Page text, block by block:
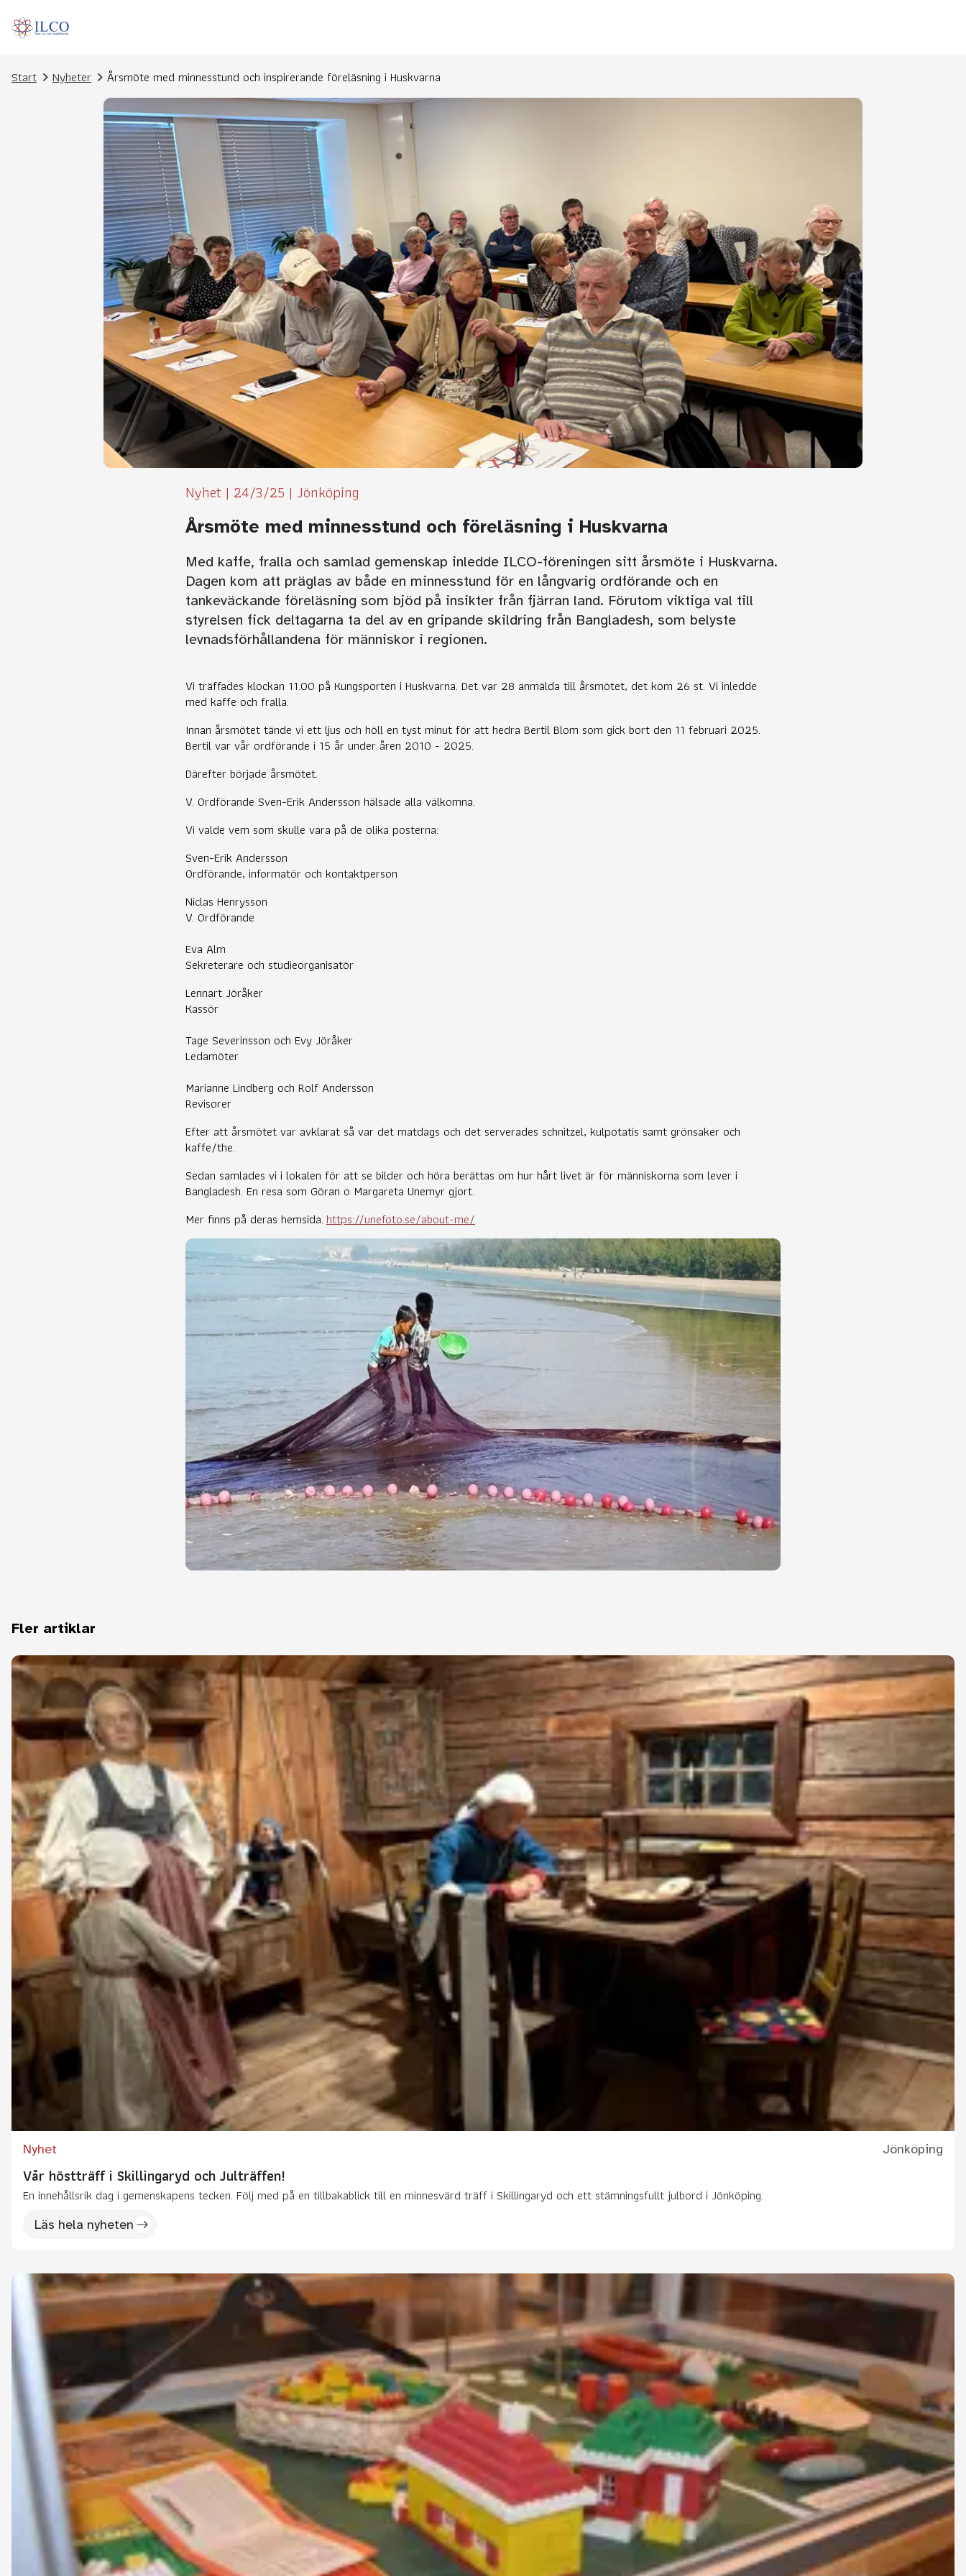
Start Nyheter Årsmöte med minnesstund och inspirerande föreläsning i Huskvarna
Nyhet | 24/3/25 | Jönköping
Årsmöte med minnesstund och föreläsning i Huskvarna
Med kaffe, fralla och samlad gemenskap inledde ILCO-föreningen sitt årsmöte i Huskvarna.
Dagen kom att präglas av både en minnesstund för en långvarig ordförande och en
tankeväckande föreläsning som bjöd på insikter från fjärran land. Förutom viktiga val till
styrelsen fick deltagarna ta del av en gripande skildring från Bangladesh, som belyste
levnadsförhållandena för människor i regionen.
Vi träffades klockan 11.00 på Kungsporten i Huskvarna. Det var 28 anmälda till årsmötet, det kom 26 st. Vi inledde
med kaffe och fralla.
Innan årsmötet tände vi ett ljus och höll en tyst minut för att hedra Bertil Blom som gick bort den 11 februari 2025.
Bertil var vår ordförande i 15 år under åren 2010 - 2025.
Därefter började årsmötet.
V. Ordförande Sven-Erik Andersson hälsade alla välkomna.
Vi valde vem som skulle vara på de olika posterna:
Sven-Erik Andersson
Ordförande, informatör och kontaktperson
Niclas Henrysson
V. Ordförande
Eva Alm
Sekreterare och studieorganisatör
Lennart Jöråker
Kassör
Tage Severinsson och Evy Jöråker
Ledamöter
Marianne Lindberg och Rolf Andersson
Revisorer
Efter att årsmötet var avklarat så var det matdags och det serverades schnitzel, kulpotatis samt grönsaker och
kaffe/the.
Sedan samlades vi i lokalen för att se bilder och höra berättas om hur hårt livet är för människorna som lever i
Bangladesh. En resa som Göran o Margareta Unemyr gjort.
Mer finns på deras hemsida.https://unefoto.se/about-me/
Fler artiklar
Nyhet Jönköping
Vår höstträff i Skillingaryd och Julträffen!
En innehållsrik dag i gemenskapens tecken. Följ med på en tillbakablick till en minnesvärd träff i Skillingaryd och ett stämningsfullt julbord i Jönköping.
Läs hela nyheten